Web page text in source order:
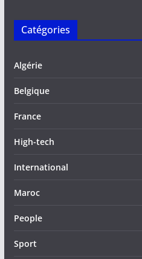
Catégories
Algérie
Belgique
France
High-tech
International
Maroc
People
Sport